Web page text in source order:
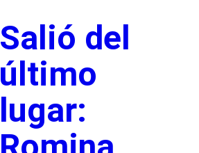
Salió del
último
lugar: